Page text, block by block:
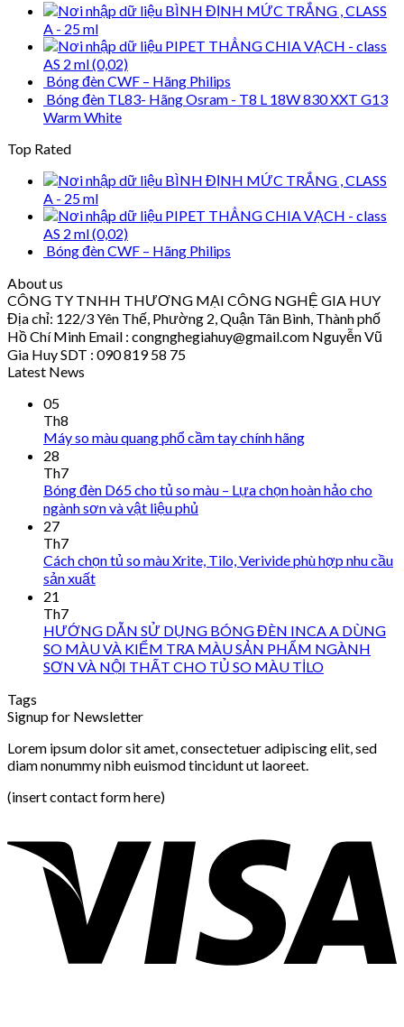
BÌNH ĐỊNH MỨC TRẮNG , CLASS
A - 25 ml
PIPET THẲNG CHIA VẠCH - class
AS 2 ml (0,02)
Bóng đèn CWF – Hãng Philips
Bóng đèn TL83- Hãng Osram - T8 L 18W 830 XXT G13
Warm White
Top Rated
BÌNH ĐỊNH MỨC TRẮNG , CLASS
A - 25 ml
PIPET THẲNG CHIA VẠCH - class
AS 2 ml (0,02)
Bóng đèn CWF – Hãng Philips
About us
CÔNG TY TNHH THƯƠNG MẠI CÔNG NGHỆ GIA HUY
Địa chỉ: 122/3 Yên Thế, Phường 2, Quận Tân Bình, Thành phố
Hồ Chí Minh Email : congnghegiahuy@gmail.com Nguyễn Vũ
Gia Huy SDT : 090 819 58 75
Latest News
05
Th8
Máy so màu quang phổ cầm tay chính hãng
28
Th7
Bóng đèn D65 cho tủ so màu – Lựa chọn hoàn hảo cho
ngành sơn và vật liệu phủ
27
Th7
Cách chọn tủ so màu Xrite, Tilo, Verivide phù hợp nhu cầu
sản xuất
21
Th7
HƯỚNG DẪN SỬ DỤNG BÓNG ĐÈN INCA A DÙNG
SO MÀU VÀ KIỂM TRA MÀU SẢN PHẨM NGÀNH
SƠN VÀ NỘI THẤT CHO TỦ SO MÀU TİLO
Tags
Signup for Newsletter
Lorem ipsum dolor sit amet, consectetuer adipiscing elit, sed
diam nonummy nibh euismod tincidunt ut laoreet.
(insert contact form here)